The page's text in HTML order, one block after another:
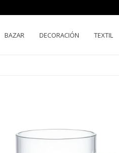
BAZAR DECORACIÓN TEXTIL